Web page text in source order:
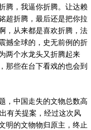
腾，我逼你折腾。让达赖
超折腾，最后还是把你拉
，从来都是喜欢折腾，法
撼全球的，史无前例的折
两个水龙头又折腾起来
那些在台下看戏的也会到
，中国走失的文物总数高
有关提案，经过这次风
明的文物物归原主，终止